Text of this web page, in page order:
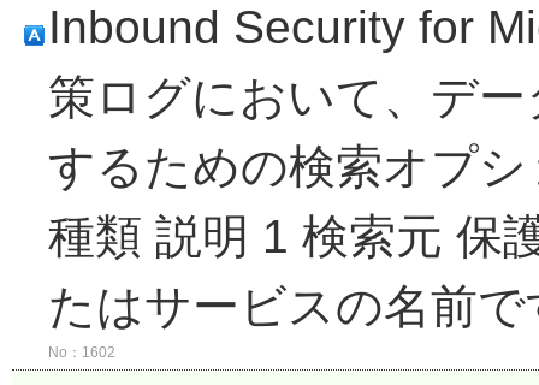
Inbound Security for
策ログにおいて、デ
するための検索オプ
種類 説明 1 検索元 保
たはサービスの名前
No：1602